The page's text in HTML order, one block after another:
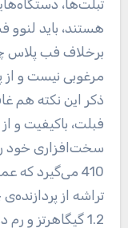
هستند، باید
برخلاف فب
مرغوبی نیست و از
ذکر این نکته هم
فبلت، باکیفیت و
سخت‌افزاری خود
410 می‌گیرد که
1.2 گیگاهرتز و